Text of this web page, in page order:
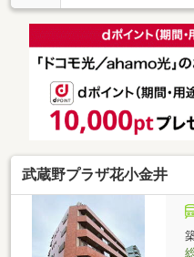
トサウナ機能付き浴
ト飼育可 細則有 □
能□カラーモニター
の24時間セキュリテ
武蔵野プラザ花小金井